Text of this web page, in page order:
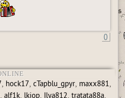
0
, hock17,cTapblu_gpyr, maxx881,